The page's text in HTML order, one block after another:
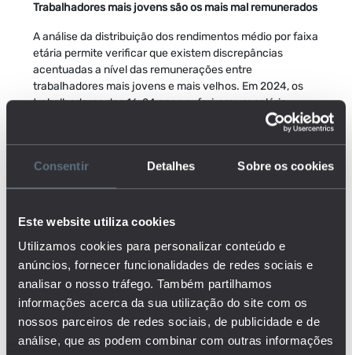
Consentir Detalhes Sobre os cookies
Este website utiliza cookies
Utilizamos cookies para personalizar conteúdo e
anúncios, fornecer funcionalidades de redes sociais e
analisar o nosso tráfego. Também partilhamos
informações acerca da sua utilização do site com os
nossos parceiros de redes sociais, de publicidade e de
análise, que as podem combinar com outras informações
Trabalhadores mais jovens são os mais mal remunerados
A análise da distribuição dos rendimentos médio por faixa
etária permite verificar que existem discrepâncias
acentuadas a nível das remunerações entre
trabalhadores mais jovens e mais velhos. Em 2024, os
trabalhadores dos 16-24 anos auferiram um salário
médio líquido de 840€ e os da faixa etária dos 25-34
anos de 1.085€, ou seja, 26,4% e 5% abaixo da média
salário médio líquido de todos os grupos etários com mais
de 35 anos foi superior à média nacional,
3,6% acima) e dos 45-54 anos (1.199€: 5% acima).
Apesar dos mais jovens continuarem a ser os mais mal
remunerados, o crescimento salarial nos últimos anos foi
mais acentuado entre os trabalhadores com menos de
35 anos. Entre 2011 e 2024, o salário médio líquido real
dos jovens dos 16-24 anos e 25-34 anos aumentou 23,1%
e 16,4%, respetivamente. Uma variação superior à média
nacional (13,1%) e superior aos restantes grupos etários,